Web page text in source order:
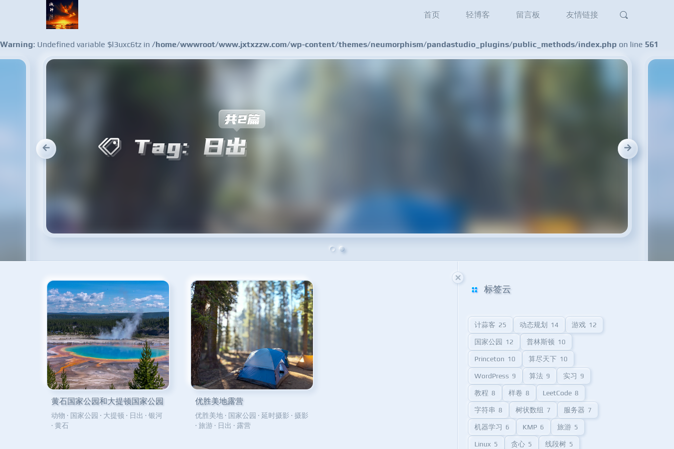
首页 轻博客 留言板 友情链接
Warning: Undefined variable $l3uxc6tz in /home/wwwroot/www.jxtxzzw.com/wp-content/themes/neumorphism/pandastudio_plugins/public_methods/index.php on line 561
黄石国家公园和大提顿国家公园
动物 · 国家公园 · 大提顿 · 日出 · 银河
· 黄石
优胜美地露营
优胜美地· 国家公园 · 延时摄影 · 摄影
· 旅游· 日出 · 露营
标签云
计蒜客 25 动态规划 14 游戏 12
国家公园 12 普林斯顿 10
Princeton 10 算尽天下 10
WordPress 9 算法 9 实习 9
教程 8 样卷 8 LeetCode 8
字符串 8 树状数组 7 服务器 7
机器学习 6 KMP 6 旅游 5
Linux 5 贪心 5 线段树 5